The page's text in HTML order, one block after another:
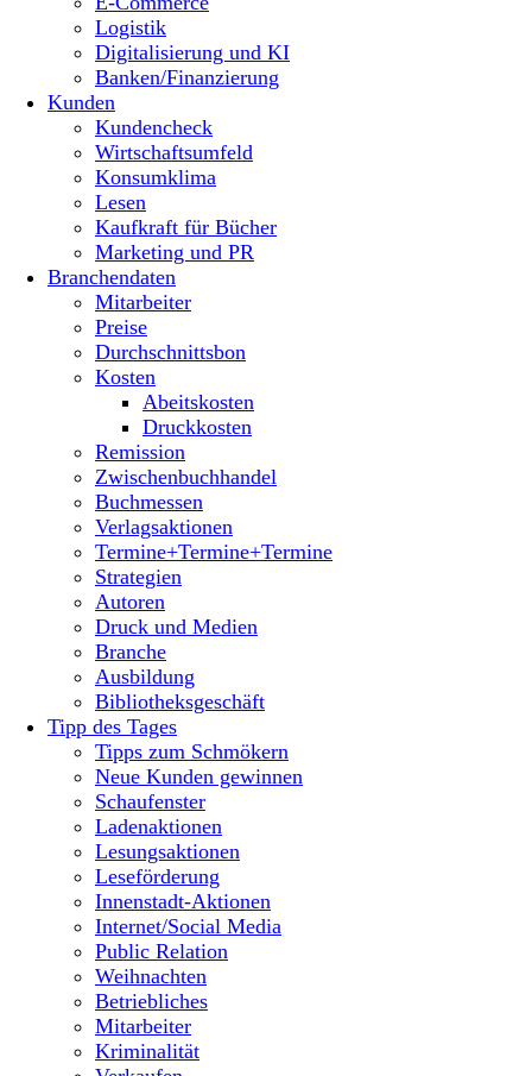
Logistik
Digitalisierung und KI
Banken/Finanzierung
Kunden
Kundencheck
Wirtschaftsumfeld
Konsumklima
Lesen
Kaufkraft für Bücher
Marketing und PR
Branchendaten
Mitarbeiter
Preise
Durchschnittsbon
Kosten
Abeitskosten
Druckkosten
Remission
Zwischenbuchhandel
Buchmessen
Verlagsaktionen
Termine+Termine+Termine
Strategien
Autoren
Druck und Medien
Branche
Ausbildung
Bibliotheksgeschäft
Tipp des Tages
Tipps zum Schmökern
Neue Kunden gewinnen
Schaufenster
Ladenaktionen
Lesungsaktionen
Leseförderung
Innenstadt-Aktionen
Internet/Social Media
Public Relation
Weihnachten
Betriebliches
Mitarbeiter
Kriminalität